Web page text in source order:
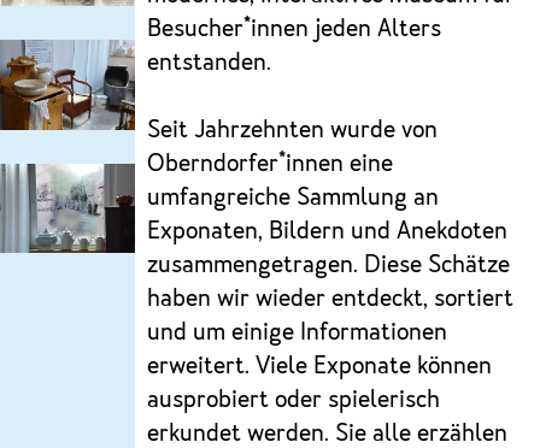
Besucher*innen jeden Alters
entstanden.
Seit Jahrzehnten wurde von
Oberndorfer*innen eine
umfangreiche Sammlung an
Exponaten, Bildern und Anekdoten
zusammengetragen. Diese Schätze
haben wir wieder entdeckt, sortiert
und um einige Informationen
erweitert. Viele Exponate können
ausprobiert oder spielerisch
erkundet werden. Sie alle erzählen